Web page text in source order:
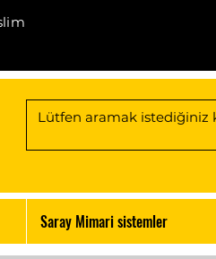
Saray Mimari sistemler